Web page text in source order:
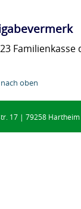
nach oben
17 | 79258